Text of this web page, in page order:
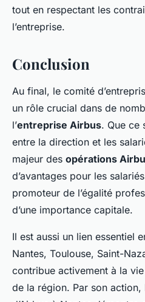
tout en respectant les
l’entreprise.
Conclusion
Au final, le comité
un rôle crucial dans de
l’entreprise Airbus. Que ce
entre la direction et les
majeur des opérations
d’avantages pour les
promoteur de l’égalité
d’une importance capitale.
Il est aussi un lien essentiel
Nantes, Toulouse, Saint-
contribue activement à la
de la région. Par son action,